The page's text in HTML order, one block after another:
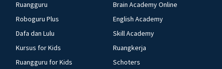
Ruangguru
Roboguru Plus
Dafa dan Lulu
Kursus for Kids
Ruangguru for Kids
Brain Academy Online
English Academy
Skill Academy
Ruangkerja
Schoters